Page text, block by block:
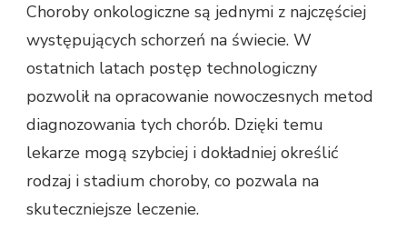
Choroby onkologiczne są jednymi z najczęściej
występujących schorzeń na świecie. W
ostatnich latach postęp technologiczny
pozwolił na opracowanie nowoczesnych metod
diagnozowania tych chorób. Dzięki temu
lekarze mogą szybciej i dokładniej określić
rodzaj i stadium choroby, co pozwala na
skuteczniejsze leczenie.